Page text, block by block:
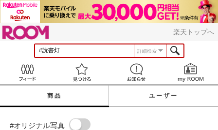
楽天トップへ
詳細検索
見つける お知らせ
商品 ユーザー
#オリジナル写真